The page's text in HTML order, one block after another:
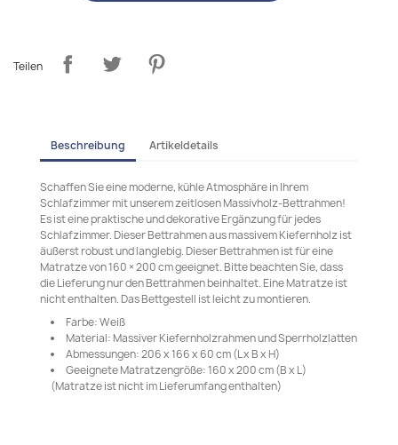
Teilen
Beschreibung Artikeldetails
Schaffen Sie eine moderne, kühle Atmosphäre in Ihrem
Schlafzimmer mit unserem zeitlosen Massivholz-Bettrahmen!
Es ist eine praktische und dekorative Ergänzung für jedes
Schlafzimmer. Dieser Bettrahmen aus massivem Kiefernholz ist
äußerst robust und langlebig. Dieser Bettrahmen ist für eine
Matratze von 160 × 200 cm geeignet. Bitte beachten Sie, dass
die Lieferung nur den Bettrahmen beinhaltet. Eine Matratze ist
nicht enthalten. Das Bettgestell ist leicht zu montieren.
Farbe: Weiß
Material: Massiver Kiefernholzrahmen und Sperrholzlatten
Abmessungen: 206 x 166 x 60 cm (L x B x H)
Geeignete Matratzengröße: 160 x 200 cm (B x L)
(Matratze ist nicht im Lieferumfang enthalten)